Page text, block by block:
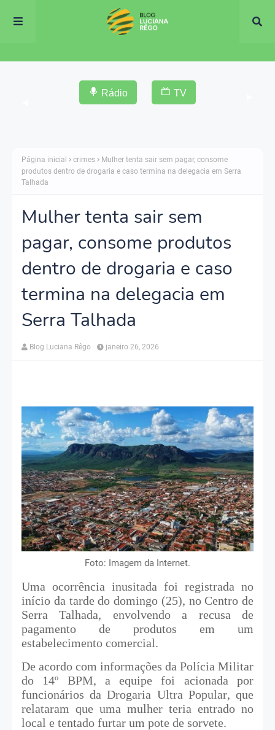
Rádio TV
Página inicial crimes
Mulher tenta sair sem pagar, consome
produtos dentro de drogaria e caso termina na delegacia em Serra
Talhada
Mulher tenta sair sem
pagar, consome produtos
dentro de drogaria e caso
termina na delegacia em
Serra Talhada
Blog Luciana Rêgo janeiro 26, 2026
Foto: Imagem da Internet.
Uma ocorrência inusitada foi registrada no
início da tarde do domingo (25), no Centro de
Serra Talhada, envolvendo a recusa de
pagamento de produtos em um
estabelecimento comercial.
De acordo com informações da Polícia Militar
do 14º BPM, a equipe foi acionada por
funcionários da Drogaria Ultra Popular, que
relataram que uma mulher teria entrado no
local e tentado furtar um pote de sorvete.